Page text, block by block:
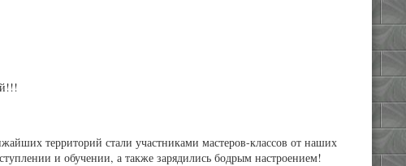
территорий стали участниками мастеров-классов от наших
и обучении, а также зарядились бодрым настроением!